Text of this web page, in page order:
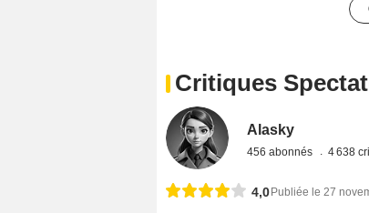
Critiques
Alasky
456 abonnés 4 638
4,0 Publiée le 27